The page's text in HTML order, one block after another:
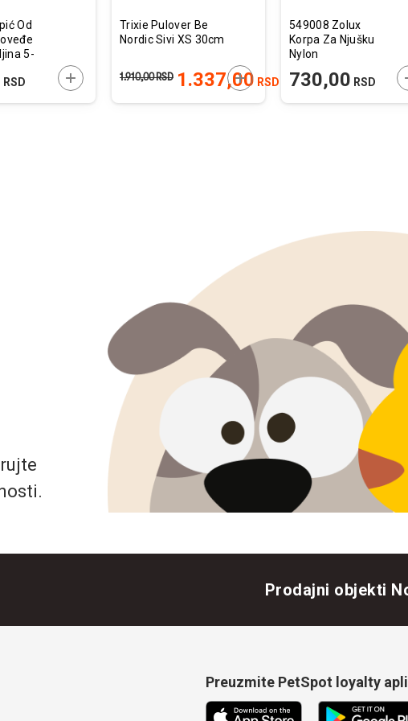
Od
5-
RSD DODAJTE U KORPU
Trixie Pulover Be
Nordic Sivi XS 30cm
1.337,00 RSD
1.910,00RSD DODAJTE U KORPU
549008 Zolux
Korpa Za Njušku
Nylon
Rotvajler
730,00 RSD
Prodajni objekti
Preuzmite PetSpot loyalty